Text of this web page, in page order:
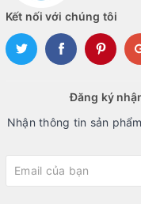
Tổng quan, LC-
những người đam mê
FHD, công nghệ IPS và
Kết nối với chúng tôi
Đăng ký
Nhận thông tin sản